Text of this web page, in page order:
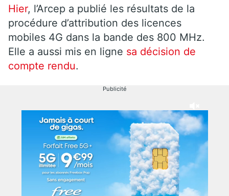
Hier, l’Arcep a publié les résultats de la
procédure d’attribution des licences
mobiles 4G dans la bande des 800 MHz.
Elle a aussi mis en ligne sa décision de
compte rendu.
Publicité